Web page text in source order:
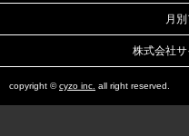
月
株式会社
copyright ©cyzo inc. all right reserved.